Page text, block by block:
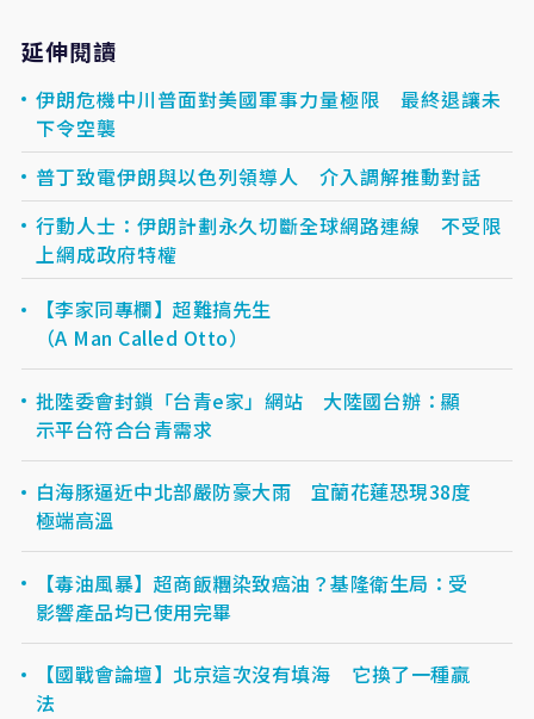
延伸閱讀
伊朗危機中川普面對美國軍事力量極限 最終退讓未
下令空襲
普丁致電伊朗與以色列領導人 介入調解推動對話
行動人士：伊朗計劃永久切斷全球網路連線 不受限
上網成政府特權
【李家同專欄】超難搞先生
（A Man Called Otto）
批陸委會封鎖「台青e家」網站 大陸國台辦：顯
示平台符合台青需求
白海豚逼近中北部嚴防豪大雨 宜蘭花蓮恐現38度
極端高溫
【毒油風暴】超商飯糰染致癌油？基隆衛生局：受
影響產品均已使用完畢
【國戰會論壇】北京這次沒有填海 它換了一種贏
法